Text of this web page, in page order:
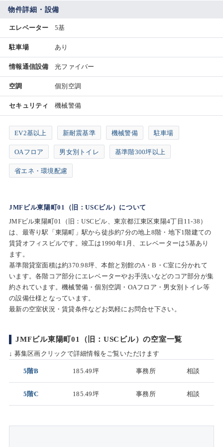
物件詳細・設備
エレベーター 5基
駐車場 あり
情報通信設備 光ファイバー
空調 個別空調
セキュリティ 機械警備
EV2基以上 新耐震基準 機械警備 駐車場
OAフロア 男女別トイレ 基準階300坪以上
省エネ・環境配慮
JMFビル東陽町01（旧：USCビル）について
JMFビル東陽町01（旧：USCビル、東京都江東区東陽4丁目11-38）
は、最寄り駅「東陽町」駅から徒歩約7分の地上8階・地下1階建ての
賃貸オフィスビルです。竣工は1990年1月、エレベーターは5基あり
ます。
基準階貸室面積は約370.98坪、本館と別館のA・B・C室に分かれて
います。各階コア部分にエレベーターやお手洗いなどのコア部分が集
約されています。機械警備・個別空調・OAフロア・男女別トイレ等
の設備仕様となっています。
最新の空室状況・賃貸条件などお気軽にお問合せ下さい。
JMFビル東陽町01（旧：USCビル）の空室一覧
↓ 募集区画クリックで詳細情報をご覧いただけます
5階B 185.49坪 事務所 相談
5階C 185.49坪 事務所 相談